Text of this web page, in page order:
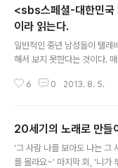
<sbs스페셜-대한민국
이라 읽는다.
일반적인 중년 남성들이 텔레
해서 보지 못한다는 것이다.
문 채널에서, 여행, 낚시 채널
가 싶어서 하소연을 하니, 다
제를 달아도 그리 무리가 없
채널을 돌리고 있는 마누라의
6 0 2013. 8. 5.
20세기의 노래로 만들
'그 사람 나를 보아도 나는 그
를 몰라요~' 마지막 회, '니가